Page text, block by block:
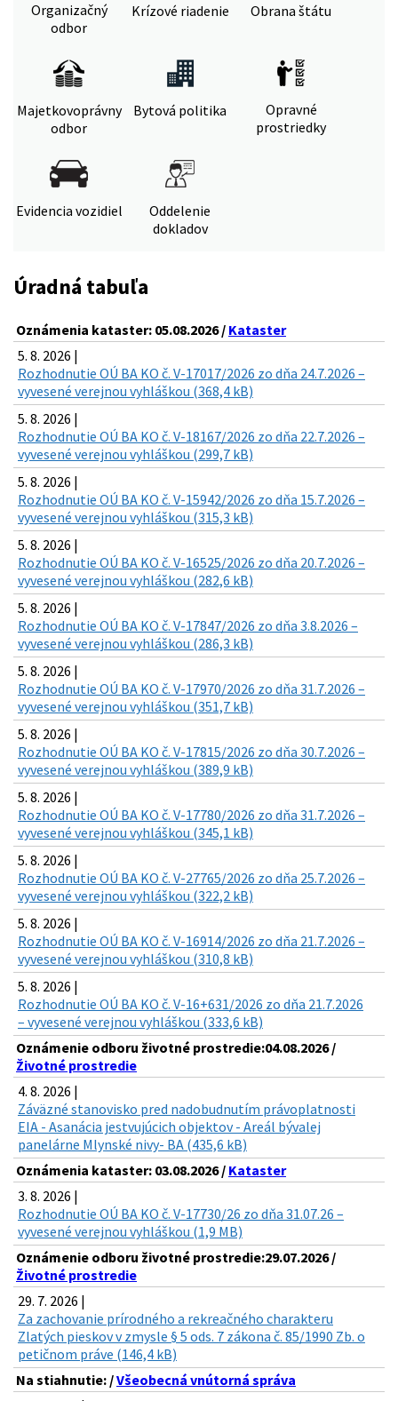
Organizačný
odbor
Krízové riadenie Obrana štátu
Majetkovoprávny
odbor
Bytová politika
Opravné
prostriedky
Evidencia vozidiel
Oddelenie
dokladov
Úradná tabuľa
Oznámenia kataster: 05.08.2026 / Kataster
5. 8. 2026 |
Rozhodnutie OÚ BA KO č. V-17017/2026 zo dňa 24.7.2026 –
vyvesené verejnou vyhláškou (368,4 kB)
5. 8. 2026 |
Rozhodnutie OÚ BA KO č. V-18167/2026 zo dňa 22.7.2026 –
vyvesené verejnou vyhláškou (299,7 kB)
5. 8. 2026 |
Rozhodnutie OÚ BA KO č. V-15942/2026 zo dňa 15.7.2026 –
vyvesené verejnou vyhláškou (315,3 kB)
5. 8. 2026 |
Rozhodnutie OÚ BA KO č. V-16525/2026 zo dňa 20.7.2026 –
vyvesené verejnou vyhláškou (282,6 kB)
5. 8. 2026 |
Rozhodnutie OÚ BA KO č. V-17847/2026 zo dňa 3.8.2026 –
vyvesené verejnou vyhláškou (286,3 kB)
5. 8. 2026 |
Rozhodnutie OÚ BA KO č. V-17970/2026 zo dňa 31.7.2026 –
vyvesené verejnou vyhláškou (351,7 kB)
5. 8. 2026 |
Rozhodnutie OÚ BA KO č. V-17815/2026 zo dňa 30.7.2026 –
vyvesené verejnou vyhláškou (389,9 kB)
5. 8. 2026 |
Rozhodnutie OÚ BA KO č. V-17780/2026 zo dňa 31.7.2026 –
vyvesené verejnou vyhláškou (345,1 kB)
5. 8. 2026 |
Rozhodnutie OÚ BA KO č. V-27765/2026 zo dňa 25.7.2026 –
vyvesené verejnou vyhláškou (322,2 kB)
5. 8. 2026 |
Rozhodnutie OÚ BA KO č. V-16914/2026 zo dňa 21.7.2026 –
vyvesené verejnou vyhláškou (310,8 kB)
5. 8. 2026 |
Rozhodnutie OÚ BA KO č. V-16+631/2026 zo dňa 21.7.2026
– vyvesené verejnou vyhláškou (333,6 kB)
Oznámenie odboru životné prostredie:04.08.2026 /
Životné prostredie
4. 8. 2026 |
Záväzné stanovisko pred nadobudnutím právoplatnosti
EIA - Asanácia jestvujúcich objektov - Areál bývalej
panelárne Mlynské nivy- BA (435,6 kB)
Oznámenia kataster: 03.08.2026 / Kataster
3. 8. 2026 |
Rozhodnutie OÚ BA KO č. V-17730/26 zo dňa 31.07.26 –
vyvesené verejnou vyhláškou (1,9 MB)
Oznámenie odboru životné prostredie:29.07.2026 /
Životné prostredie
29. 7. 2026 |
Za zachovanie prírodného a rekreačného charakteru
Zlatých pieskov v zmysle § 5 ods. 7 zákona č. 85/1990 Zb. o
petičnom práve (146,4 kB)
Na stiahnutie: /Všeobecná vnútorná správa